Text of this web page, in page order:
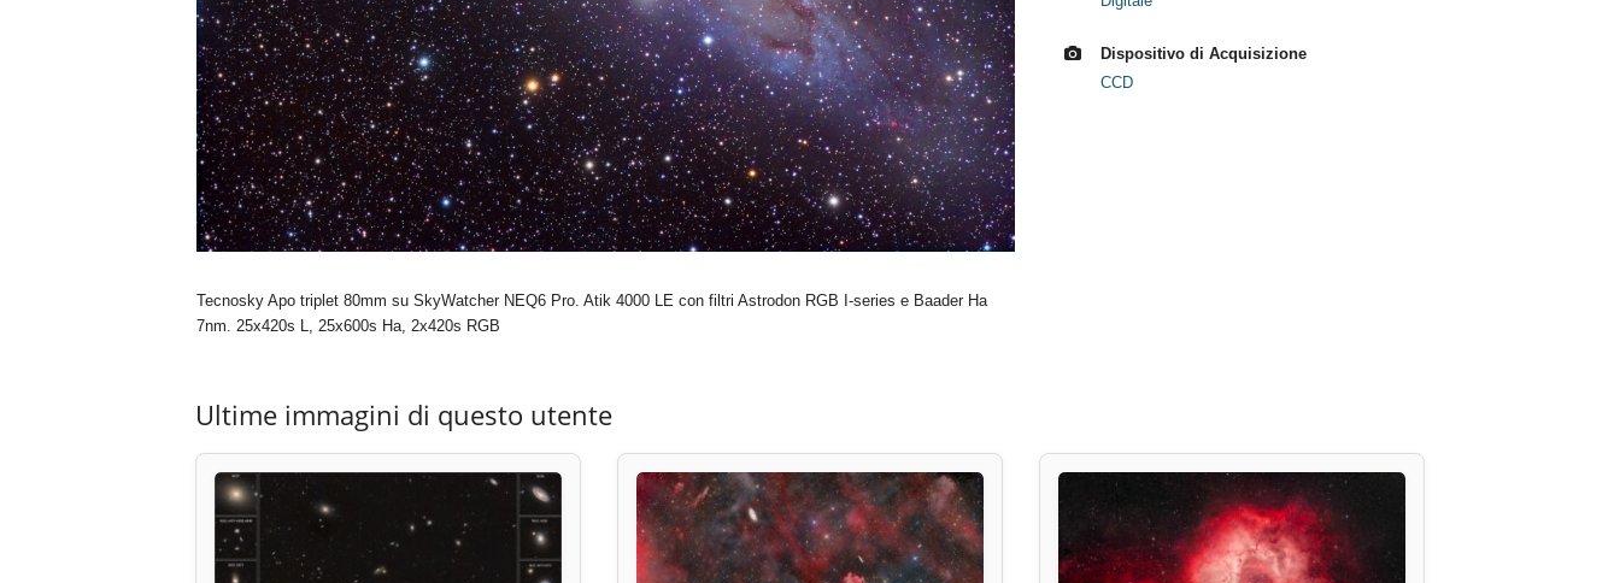
Tecnosky Apo triplet 80mm su SkyWatcher NEQ6 Pro. Atik 4000 LE con filtri Astrodon RGB I-series e Baader Ha
7nm. 25x420s L, 25x600s Ha, 2x420s RGB
Dispositivo di Acquisizione
CCD
Ultime immagini di questo utente